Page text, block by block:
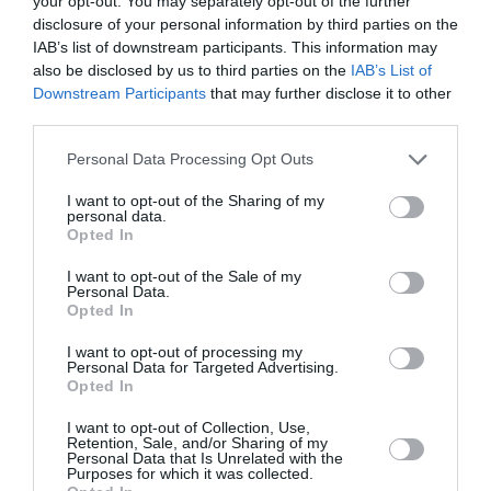
disclosure of your personal information by third parties on the
IAB’s list of downstream participants. This information may
also be disclosed by us to third parties on the IAB’s List of
Downstream Participants that may further disclose it to other
Please note that this website/app uses one or more Google
not limited to your visit or usage behaviour. You may click to
grant or deny consent to Google and its third-party tags to
use your data for below specified purposes in below Google
consent section.
Personal Data Processing Opt Outs
I want to opt-out of the Sharing of my
personal data.
Opted In
I want to opt-out of the Sale of my
Personal Data.
Opted In
I want to opt-out of processing my
Personal Data for Targeted Advertising.
Opted In
I want to opt-out of Collection, Use,
Retention, Sale, and/or Sharing of my
Personal Data that Is Unrelated with the
Purposes for which it was collected.
Συρία: Πώς ένα ξεχασμένο σημειωματάριο
οδήγησε στα ίχνη αρχικατασκόπου του Άσαντ
Ένα σημειωματάριο, ξεχασμένο μέσα στο διαμέρισμα
ενός από τους πλέον διαβόητους αξιωματούχους του
αποτέλεσε την αφετηρία έρευνας του BBC...
08 Αυγούστου 2026